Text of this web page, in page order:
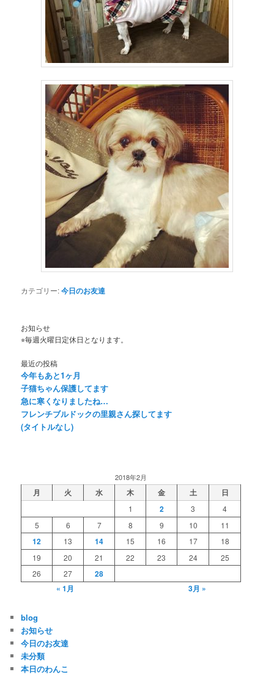
カテゴリー:今日のお友達
お知らせ
⭐︎毎週火曜日定休日となります。
最近の投稿
今年もあと1ヶ月
子猫ちゃん保護してます
急に寒くなりましたね…
フレンチブルドックの里親さん探してます
(タイトルなし)
2018年2月
月 火 水 木 金 土 日
1 2 3
4
5
6 7 8 9 10 11
12 13 14 15 16 17
18
19
20 21 22 23 24
25
26
27
28
« 1月
3月 »
blog
お知らせ
今日のお友達
未分類
本日のわんこ